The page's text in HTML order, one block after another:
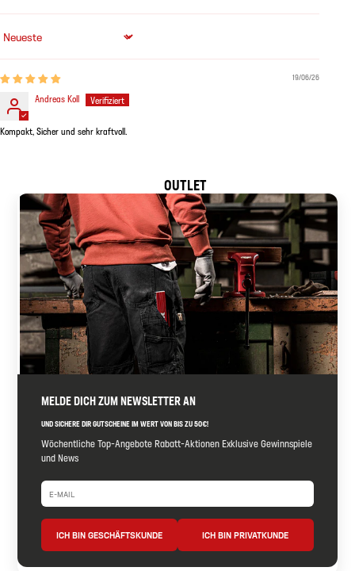
Sort by
19/06/26
Andreas Koll
Kompakt, Sicher und sehr kraftvoll.
OUTLET
MELDE DICH ZUM NEWSLETTER AN
UND SICHERE DIR GUTSCHEINE IM WERT VON BIS ZU 50€!
Wöchentliche Top-Angebote Rabatt-Aktionen Exklusive Gewinnspiele
und News
ICH BIN GESCHÄFTSKUNDE ICH BIN PRIVATKUNDE